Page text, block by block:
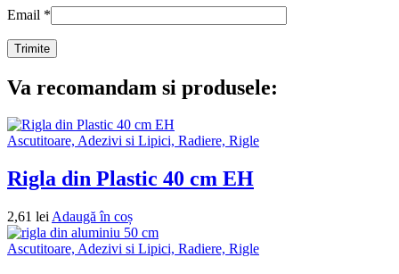
Email *
Va recomandam si produsele:
Ascutitoare, Adezivi si Lipici, Radiere, Rigle
Rigla din Plastic 40 cm EH
2,61 lei Adaugă în coș
Ascutitoare, Adezivi si Lipici, Radiere, Rigle